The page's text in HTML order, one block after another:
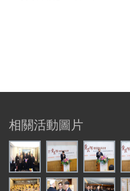
相關活動圖片